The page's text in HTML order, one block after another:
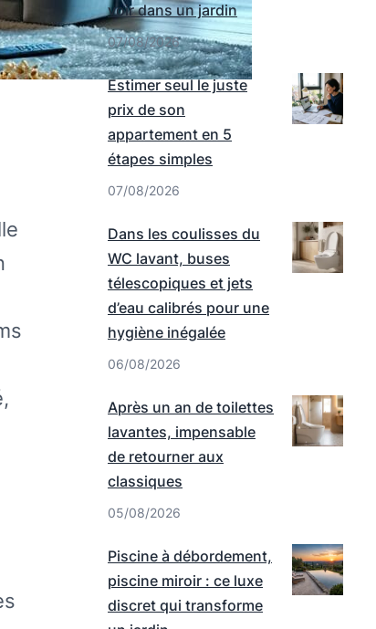
voir dans un jardin
07/08/2026
Estimer seul le juste
prix de son
appartement en 5
étapes simples
07/08/2026
Dans les coulisses du
WC lavant, buses
télescopiques et jets
d’eau calibrés pour une
hygiène inégalée
06/08/2026
Après un an de toilettes
lavantes, impensable
de retourner aux
classiques
05/08/2026
Piscine à débordement,
piscine miroir : ce luxe
discret qui transforme